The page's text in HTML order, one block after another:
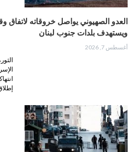
العدو الصهيوني يواصل خروقاته لاتفاق
ويستهدف بلدات جنوب لبنان
أغسطس 7, 2026